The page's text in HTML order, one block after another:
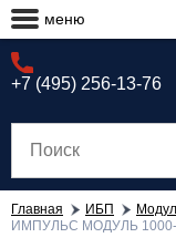
меню
+7 (495) 256-13-76
Главная ИБП
ИМПУЛЬС МОДУЛЬ